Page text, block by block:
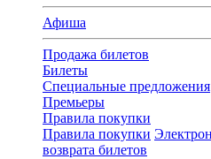
Афиша
Продажа билетов
Билеты
Специальные предложения
Премьеры
Правила покупки
Правила покупки
возврата билетов